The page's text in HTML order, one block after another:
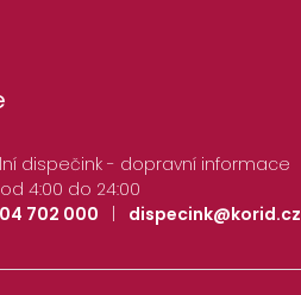
dispečink - dopravní informace
4:00 do 24:00
702 000
| dispecink@korid.cz